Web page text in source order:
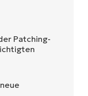
Patching-